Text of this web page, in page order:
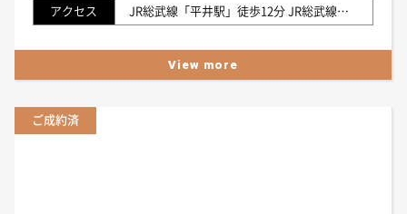
アクセス
JR総武線「平井駅」徒歩12分 JR総武線「亀戸駅」徒歩16分 東武鉄道亀戸線「亀戸水神駅」徒歩8分
View more
ご成約済